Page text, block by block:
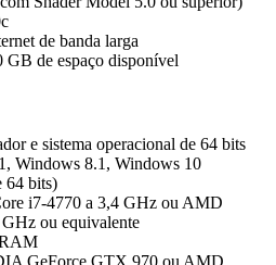
de banda larga
GB de espaço disponível
e sistema operacional de 64 bits
Windows 8.1, Windows 10
64 bits)
i7-4770 a 3,4 GHz ou AMD
ou equivalente
GeForce GTX 970 ou AMD